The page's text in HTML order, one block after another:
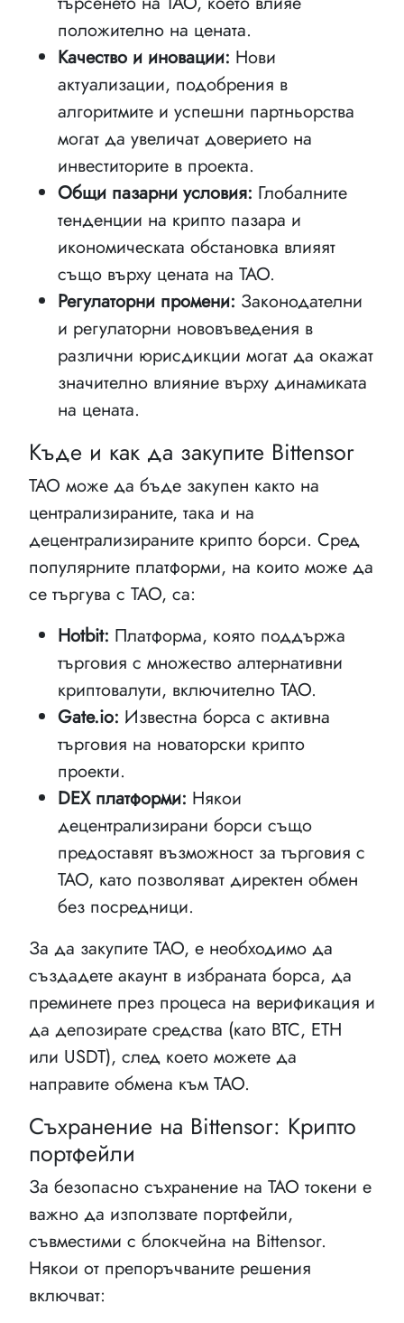
положително на цената.
Качество и иновации: Нови
актуализации, подобрения в
алгоритмите и успешни партньорства
могат да увеличат доверието на
инвеститорите в проекта.
Общи пазарни условия: Глобалните
тенденции на крипто пазара и
икономическата обстановка влияят
също върху цената на TAO.
Регулаторни промени: Законодателни
и регулаторни нововъведения в
различни юрисдикции могат да окажат
значително влияние върху динамиката
на цената.
Къде и как да закупите Bittensor
TAO може да бъде закупен както на
централизираните, така и на
децентрализираните крипто борси. Сред
популярните платформи, на които може да
се търгува с TAO, са:
Hotbit: Платформа, която поддържа
търговия с множество алтернативни
криптовалути, включително TAO.
Gate.io: Известна борса с активна
търговия на новаторски крипто
проекти.
DEX платформи: Някои
децентрализирани борси също
предоставят възможност за търговия с
TAO, като позволяват директен обмен
без посредници.
За да закупите TAO, е необходимо да
създадете акаунт в избраната борса, да
преминете през процеса на верификация и
да депозирате средства (като BTC, ETH
или USDT), след което можете да
направите обмена към TAO.
Съхранение на Bittensor: Крипто
портфейли
За безопасно съхранение на TAO токени е
важно да използвате портфейли,
съвместими с блокчейна на Bittensor.
Някои от препоръчваните решения
включват: